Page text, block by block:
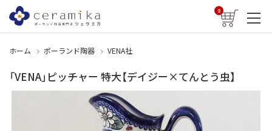
0
ホーム ポーランド陶器 VENA社
「VENA」ピッチャー 特大【デイジー×てんとう虫】